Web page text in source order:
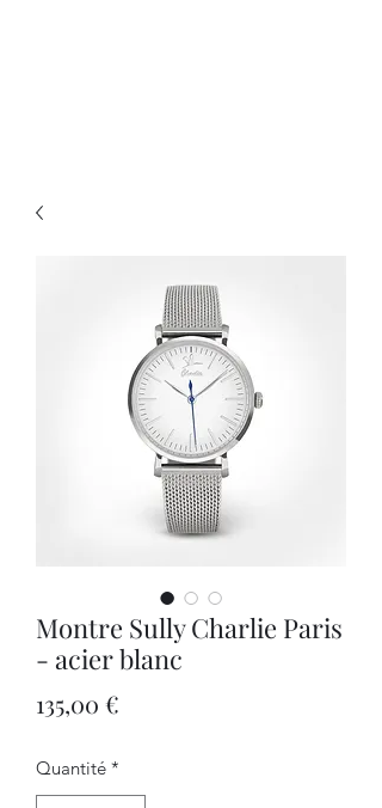
Montre Sully Charlie Paris
- acier blanc
135,00 €
Quantité *